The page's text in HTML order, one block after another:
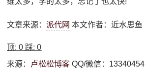
文章来源：派代网 本文作者：近水思鱼
顶:0 踩:0
来源： 卢松松博客 QQ/微信：13340454